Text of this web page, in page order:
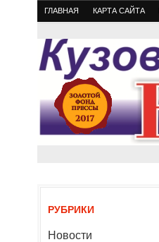
ГЛАВНАЯ КАРТА САЙТА
РУБРИКИ
Новости